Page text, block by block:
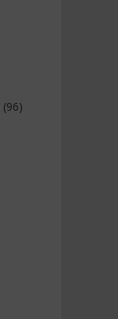
(96)